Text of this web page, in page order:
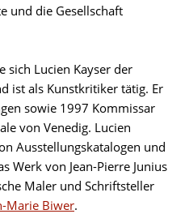
und die Gesellschaft
sich Lucien Kayser der
ist als Kunstkritiker tätig. Er
sowie 1997 Kommissar
von Venedig. Lucien
Ausstellungskatalogen und
Werk von Jean-Pierre Junius
Maler und Schriftsteller
Marie Biwer.